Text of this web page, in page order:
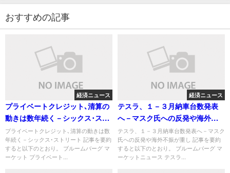
おすすめの記事
経済ニュース
プライベートクレジット､清算の
動きは数年続く－シックス･スト
リート
プライベートクレジット､清算の動きは数
年続く－シックス･ストリート 記事を要約
すると以下のとおり。 ブルームバーグ マ
ーケット プライベート...
経済ニュース
テスラ、１－３月納車台数発表
へ－マスク氏への反発や海外不
振が重し
テスラ、１－３月納車台数発表へ－マスク
氏への反発や海外不振が重し 記事を要約
すると以下のとおり。 ブルームバーグ マ
ーケットニュース テスラ...